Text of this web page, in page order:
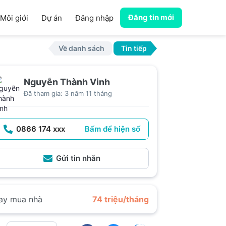
Môi giới Dự án Đăng nhập Đăng tin mới
Về danh sách Tin tiếp
Nguyễn Thành Vinh
Đã tham gia: 3 năm 11 tháng
0866 174 xxx Bấm để hiện số
Gửi tin nhắn
mua nhà 74 triệu/tháng